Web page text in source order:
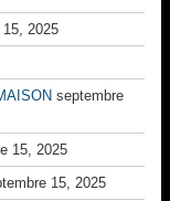
2025
septembre
15, 2025
15, 2025